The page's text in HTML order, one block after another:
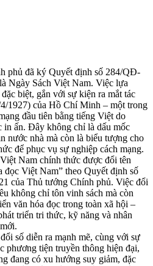
đã ký Quyết định số 284/QĐ-
Ngày Sách Việt Nam. Việc lựa
biệt, gắn với sự kiện ra mắt tác
1927) của Hồ Chí Minh – một trong
đầu tiên bằng tiếng Việt do
ấn. Đây không chỉ là dấu mốc
nước nhà mà còn là biểu tượng cho
để phục vụ sự nghiệp cách mạng.
Nam chính thức được đổi tên
đọc Việt Nam” theo Quyết định số
của Thủ tướng Chính phủ. Việc đổi
không chỉ tôn vinh sách mà còn
văn hóa đọc trong toàn xã hội –
triển tri thức, kỹ năng và nhân
diễn ra mạnh mẽ, cùng với sự
phương tiện truyền thông hiện đại,
đang có xu hướng suy giảm, đặc